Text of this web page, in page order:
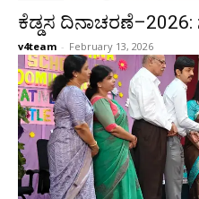
ಕೆಡ್ಡಸ ದಿನಾಚರಣೆ–2026:
v4team - February 13, 2026